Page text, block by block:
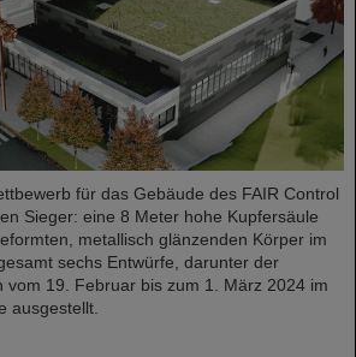
für das Gebäude des FAIR Control
Sieger: eine 8 Meter hohe Kupfersäule
metallisch glänzenden Körper im
sechs Entwürfe, darunter der
vom 19. Februar bis zum 1. März 2024 im
ausgestellt.